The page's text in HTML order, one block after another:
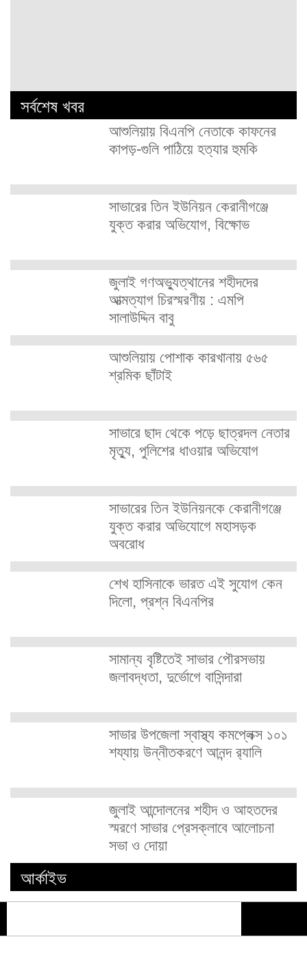
সর্বশেষ খবর
আশুলিয়ায় বিএনপি নেতাকে কাফনের
কাপড়-গুলি পাঠিয়ে হত্যার হুমকি
সাভারের তিন ইউনিয়ন কেরানীগঞ্জে
যুক্ত করার অভিযোগ, বিক্ষোভ
জুলাই গণঅভ্যুত্থানের শহীদদের
আত্মত্যাগ চিরস্মরণীয় : এমপি
সালাউদ্দিন বাবু
আশুলিয়ায় পোশাক কারখানায় ৫৬৫
শ্রমিক ছাঁটাই
সাভারে ছাদ থেকে পড়ে ছাত্রদল নেতার
মৃত্যু, পুলিশের ধাওয়ার অভিযোগ
সাভারের তিন ইউনিয়নকে কেরানীগঞ্জে
যুক্ত করার অভিযোগে মহাসড়ক
অবরোধ
শেখ হাসিনাকে ভারত এই সুযোগ কেন
দিলো, প্রশ্ন বিএনপির
সামান্য বৃষ্টিতেই সাভার পৌরসভায়
জলাবদ্ধতা, দুর্ভোগে বাসিন্দারা
সাভার উপজেলা স্বাস্থ্য কমপ্লেক্স ১০১
শয্যায় উন্নীতকরণে আনন্দ র‍্যালি
জুলাই আন্দোলনের শহীদ ও আহতদের
স্মরণে সাভার প্রেসক্লাবে আলোচনা
সভা ও দোয়া
আর্কাইভ